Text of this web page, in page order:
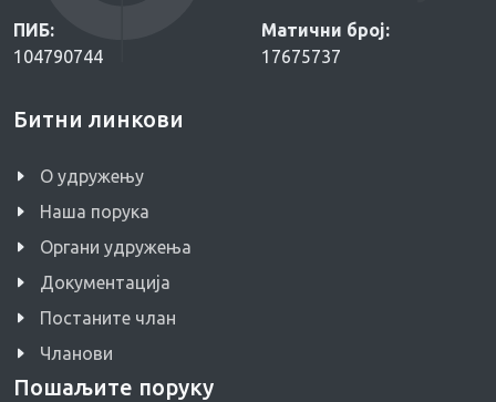
ПИБ:
104790744
Матични број:
17675737
Битни линкови
O удружењу
Наша порука
Органи удружења
Документација
Постаните члан
Чланови
Пошаљите поруку